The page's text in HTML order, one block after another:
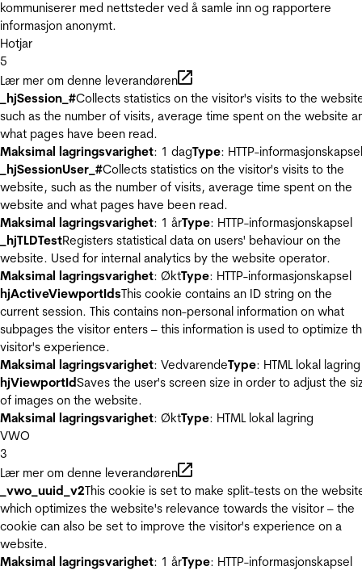
kommuniserer med nettsteder ved å samle inn og rapportere
informasjon anonymt.
Hotjar
5
Lær mer om denne leverandøren
_hjSession_#Collects statistics on the visitor's visits to the
such as the number of visits, average time spent on the website
what pages have been read.
Maksimal lagringsvarighet: 1 dagType: HTTP-informasjonskapsel
_hjSessionUser_#Collects statistics on the visitor's visits to the
website, such as the number of visits, average time spent on the
website and what pages have been read.
Maksimal lagringsvarighet: 1 årType: HTTP-informasjonskapsel
_hjTLDTestRegisters statistical data on users' behaviour on the
website. Used for internal analytics by the website operator.
Maksimal lagringsvarighet: ØktType: HTTP-informasjonskapsel
hjActiveViewportIdsThis cookie contains an ID string on the
current session. This contains non-personal information on what
subpages the visitor enters – this information is used to optimize
visitor's experience.
Maksimal lagringsvarighet: VedvarendeType: HTML lokal lagring
hjViewportIdSaves the user's screen size in order to adjust the
of images on the website.
Maksimal lagringsvarighet: ØktType: HTML lokal lagring
VWO
3
Lær mer om denne leverandøren
_vwo_uuid_v2This cookie is set to make split-tests on the
which optimizes the website's relevance towards the visitor – the
cookie can also be set to improve the visitor's experience on a
website.
Maksimal lagringsvarighet: 1 årType: HTTP-informasjonskapsel